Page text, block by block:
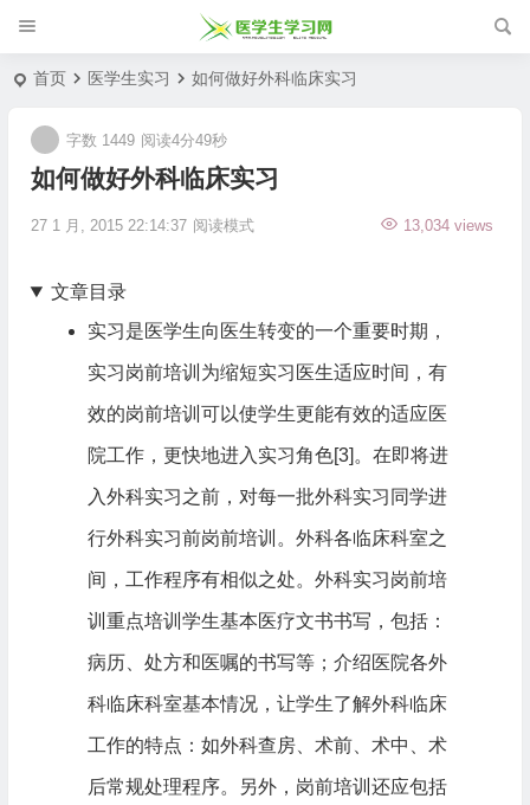
首页 医学生实习 如何做好外科临床实习
如何做好外科临床实习
27 1 月, 2015 22:14:37 13,034 views
字数 1449 阅读4分49秒
阅读模式
文章目录
实习是医学生向医生转变的一个重要时期，
实习岗前培训为缩短实习医生适应时间，有
效的岗前培训可以使学生更能有效的适应医
院工作，更快地进入实习角色[3]。在即将进
入外科实习之前，对每一批外科实习同学进
行外科实习前岗前培训。外科各临床科室之
间，工作程序有相似之处。外科实习岗前培
训重点培训学生基本医疗文书书写，包括：
病历、处方和医嘱的书写等；介绍医院各外
科临床科室基本情况，让学生了解外科临床
工作的特点：如外科查房、术前、术中、术
后常规处理程序。另外，岗前培训还应包括